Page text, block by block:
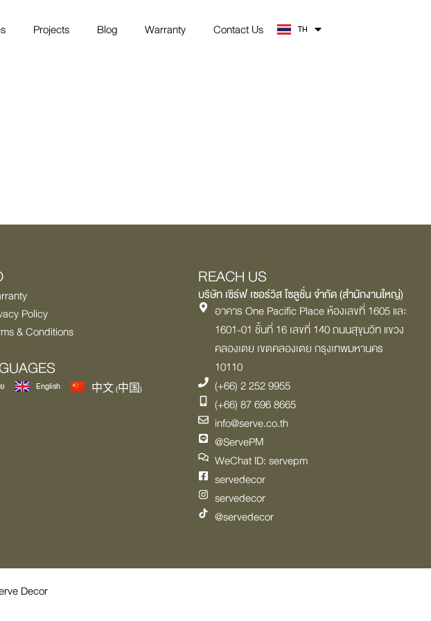
Projects Blog Warranty Contact Us TH
ZH
Policy
& Conditions
English 中文 (中国)
REACH US
บริษัท เซิร์ฟ เซอร์วิส โซลูชั่น จำกัด (สำนักงานใหญ่)
อาคาร One Pacific Place ห้องเลขที่ 1605 และ
1601-01 ชั้นที่ 16 เลขที่ 140 ถนนสุขุมวิท แขวง
คลองเตย เขตคลองเตย กรุงเทพมหานคร
10110
(+66) 2 252 9955
(+66) 87 696 8665
info@serve.co.th
@ServePM
WeChat ID: servepm
servedecor
servedecor
@servedecor
Decor